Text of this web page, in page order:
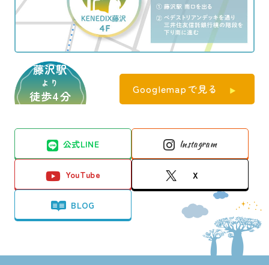
藤沢駅
より
徒歩4分 Googlemapで見る
公式LINE Instagram
YouTube X
BLOG